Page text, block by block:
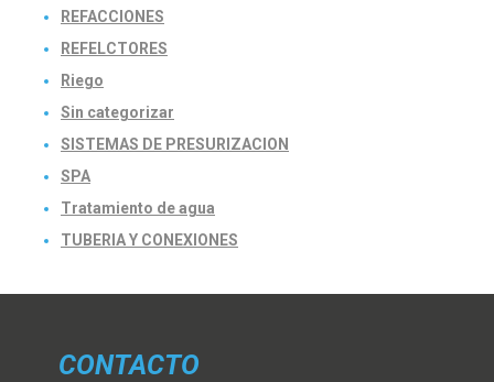
REFACCIONES
REFELCTORES
Riego
Sin categorizar
SISTEMAS DE PRESURIZACION
SPA
Tratamiento de agua
TUBERIA Y CONEXIONES
CONTACTO